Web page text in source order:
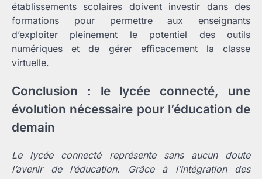
établissements scolaires doivent investir dans des
formations pour permettre aux enseignants
d’exploiter pleinement le potentiel des outils
numériques et de gérer efficacement la classe
virtuelle.
Conclusion : le lycée connecté, une
évolution nécessaire pour l’éducation de
demain
Le lycée connecté représente sans aucun doute
l’avenir de l’éducation. Grâce à l’intégration des